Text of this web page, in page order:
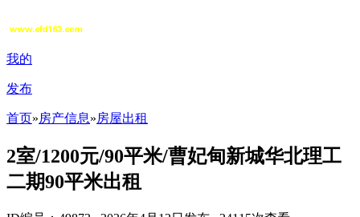
我的
发布
首页»房产信息»房屋出租
2室/1200元/90平米/曹妃甸新城华北理工
二期90平米出租